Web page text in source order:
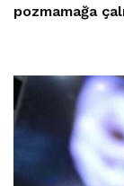
pozmamağa